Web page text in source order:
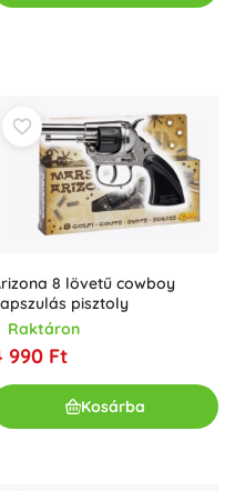
8 lövetű cowboy
pisztoly
Raktáron
990 Ft
Kosárba